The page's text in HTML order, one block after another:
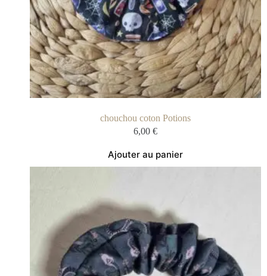
chouchou coton Potions
6,00 €
Ajouter au panier